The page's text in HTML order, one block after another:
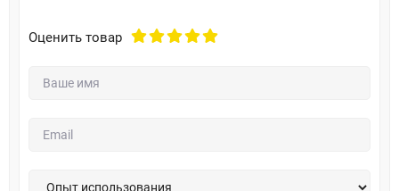
Оценить товар